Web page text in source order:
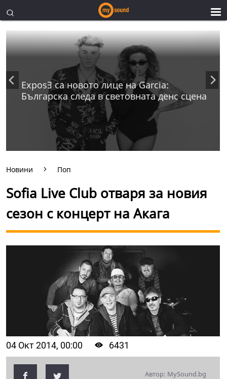
ExposƎ са новото лице на Garcia:
Българска следа в световната денс сцена
Новини Поп
Sofia Live Club отваря за новия
сезон с концерт на Акага
04 Окт 2014, 00:00 6431
Автор: MySound.bg